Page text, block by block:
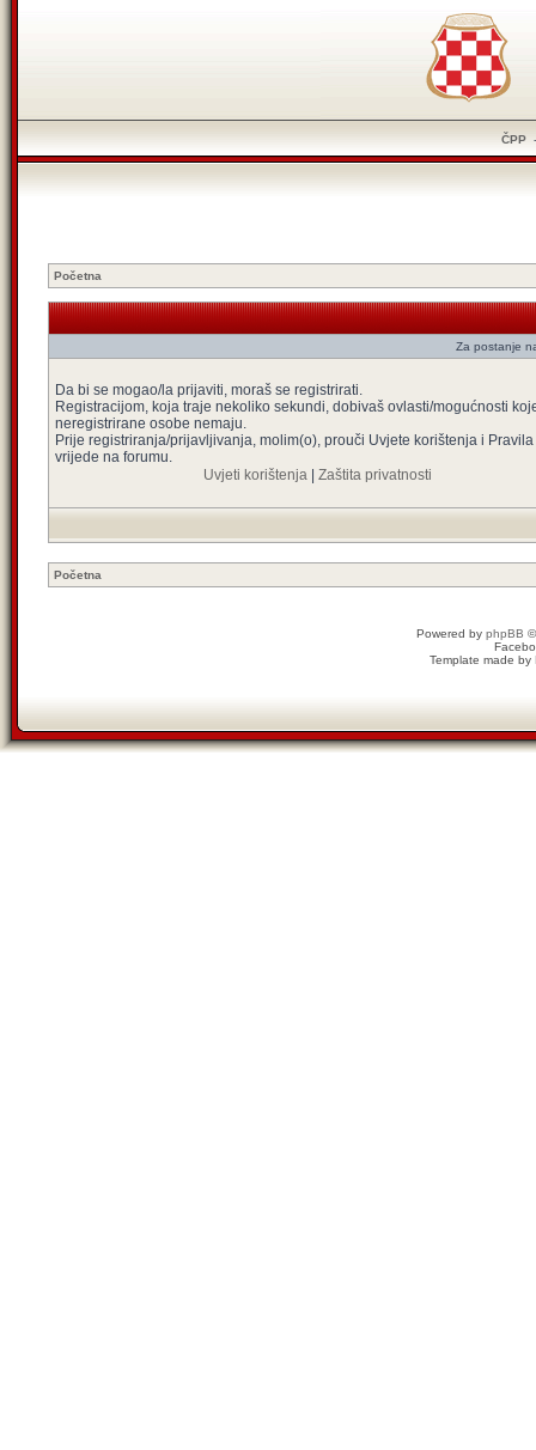
ČPP
Početna
Za postanje
Da bi se mogao/la prijaviti, moraš se registrirati.
Registracijom, koja traje nekoliko sekundi, dobivaš ovlasti/mogućnosti
neregistrirane osobe nemaju.
Prije registriranja/prijavljivanja, molim(o), prouči Uvjete korištenja i
vrijede na forumu.
Uvjeti korištenja| Zaštita privatnosti
Početna
Powered by phpBB
Template made by